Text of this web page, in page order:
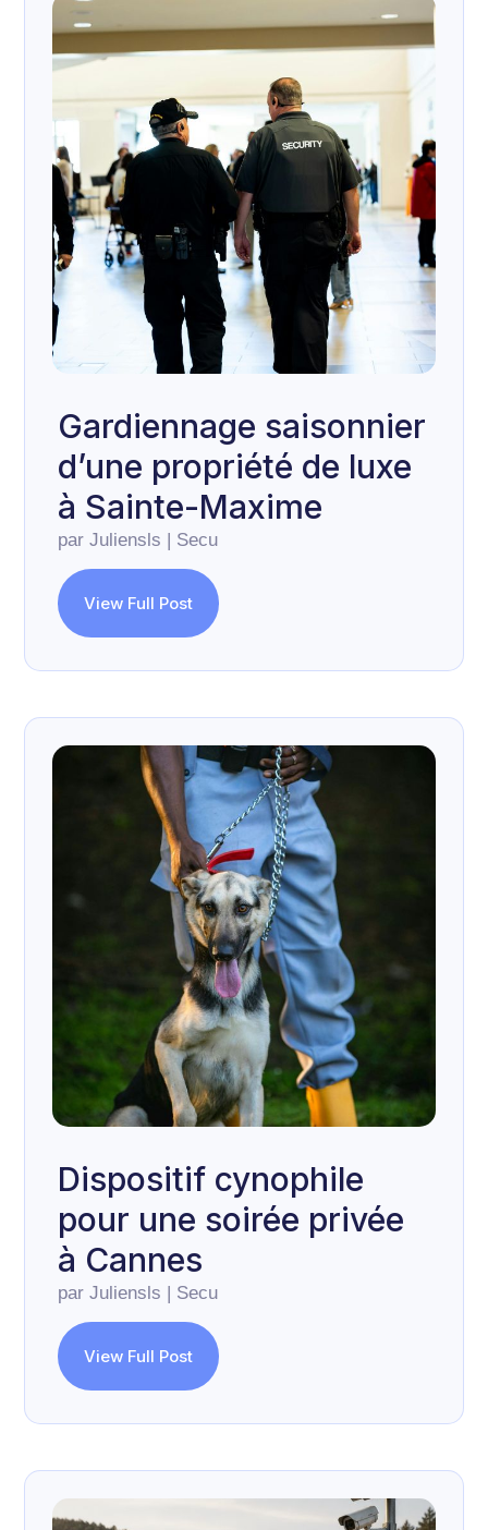
Gardiennage saisonnier
d’une propriété de luxe
à Sainte-Maxime
parJuliensls | Secu
View Full Post
Dispositif cynophile
pour une soirée privée
à Cannes
parJuliensls | Secu
View Full Post